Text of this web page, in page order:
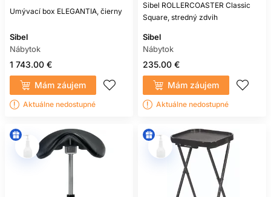
Umývací box ELEGANTIA, čierny
Sibel
Nábytok
1 743.00 €
Mám záujem
Aktuálne nedostupné
Sibel ROLLERCOASTER Classic
Square, stredný zdvih
Sibel
Nábytok
235.00 €
Mám záujem
Aktuálne nedostupné